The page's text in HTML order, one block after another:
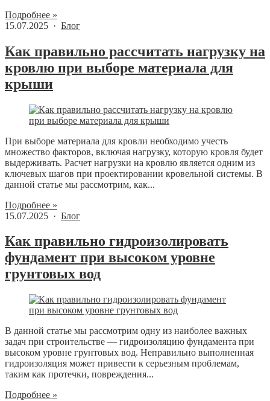
Подробнее »
15.07.2025 · Блог
Как правильно рассчитать нагрузку на
кровлю при выборе материала для
крыши
При выборе материала для кровли необходимо учесть
множество факторов, включая нагрузку, которую кровля будет
выдерживать. Расчет нагрузки на кровлю является одним из
ключевых шагов при проектировании кровельной системы. В
данной статье мы рассмотрим, как...
Подробнее »
15.07.2025 · Блог
Как правильно гидроизолировать
фундамент при высоком уровне
грунтовых вод
В данной статье мы рассмотрим одну из наиболее важных
задач при строительстве — гидроизоляцию фундамента при
высоком уровне грунтовых вод. Неправильно выполненная
гидроизоляция может привести к серьезным проблемам,
таким как протечки, повреждения...
Подробнее »